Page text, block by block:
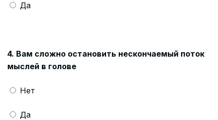
Да
4. Вам сложно остановить нескончаемый поток
мыслей в голове
Нет
Да